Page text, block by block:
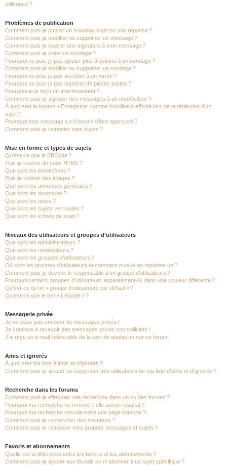
utilisateur ?
Problèmes de publication
Comment puis-je publier un nouveau sujet ou une réponse ?
Comment puis-je modifier ou supprimer un message ?
Comment puis-je insérer une signature à mon message ?
Comment puis-je créer un sondage ?
Pourquoi ne puis-je pas ajouter plus d’options à un sondage ?
Comment puis-je modifier ou supprimer un sondage ?
Pourquoi ne puis-je pas accéder à un forum ?
Pourquoi ne puis-je pas importer de pièces jointes ?
Pourquoi ai-je reçu un avertissement ?
Comment puis-je signaler des messages à un modérateur ?
À quoi sert le bouton « Enregistrer comme brouillon » affiché lors de la rédaction d’un
sujet ?
Pourquoi mon message a-t-il besoin d’être approuvé ?
Comment puis-je remonter mes sujets ?
Mise en forme et types de sujets
Qu’est-ce que le BBCode ?
Puis-je insérer du code HTML ?
Que sont les émoticônes ?
Puis-je insérer des images ?
Que sont les annonces générales ?
Que sont les annonces ?
Que sont les notes ?
Que sont les sujets verrouillés ?
Que sont les icônes de sujet ?
Niveaux des utilisateurs et groupes d’utilisateurs
Que sont les administrateurs ?
Que sont les modérateurs ?
Que sont les groupes d’utilisateurs ?
Où sont les groupes d’utilisateurs et comment puis-je en rejoindre un ?
Comment puis-je devenir le responsable d’un groupe d’utilisateurs ?
Pourquoi certains groupes d’utilisateurs apparaissent-ils dans une couleur différente ?
Qu’est-ce qu’un « groupe d’utilisateurs par défaut » ?
Qu’est-ce que le lien « L’équipe » ?
Messagerie privée
Je ne peux pas envoyer de messages privés !
Je continue à recevoir des messages privés non sollicités !
J’ai reçu un e-mail indésirable de la part de quelqu’un sur ce forum !
Amis et ignorés
À quoi sert ma liste d’amis et d’ignorés ?
Comment puis-je ajouter ou supprimer des utilisateurs de ma liste d’amis et d’ignorés ?
Recherche dans les forums
Comment puis-je effectuer une recherche dans un ou des forums ?
Pourquoi ma recherche ne renvoie-t-elle aucun résultat ?
Pourquoi ma recherche renvoie-t-elle une page blanche ?!
Comment puis-je rechercher des membres ?
Comment puis-je retrouver mes propres messages et sujets ?
Favoris et abonnements
Quelle est la différence entre les favoris et les abonnements ?
Comment puis-je ajouter aux favoris ou m’abonner à un sujet spécifique ?